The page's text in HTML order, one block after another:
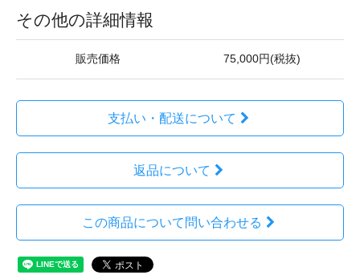
その他の詳細情報
販売価格 75,000円(税抜)
支払い・配送について
返品について
この商品について問い合わせる